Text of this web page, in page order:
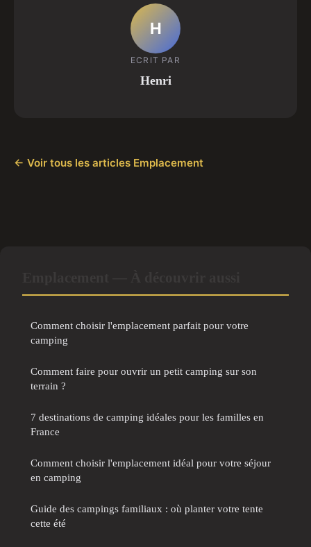
H
ECRIT PAR
Henri
← Voir tous les articles Emplacement
Comment choisir l'emplacement parfait pour votre
camping
Comment faire pour ouvrir un petit camping sur son
terrain ?
7 destinations de camping idéales pour les familles en
France
Comment choisir l'emplacement idéal pour votre séjour
en camping
Guide des campings familiaux : où planter votre tente
cette été